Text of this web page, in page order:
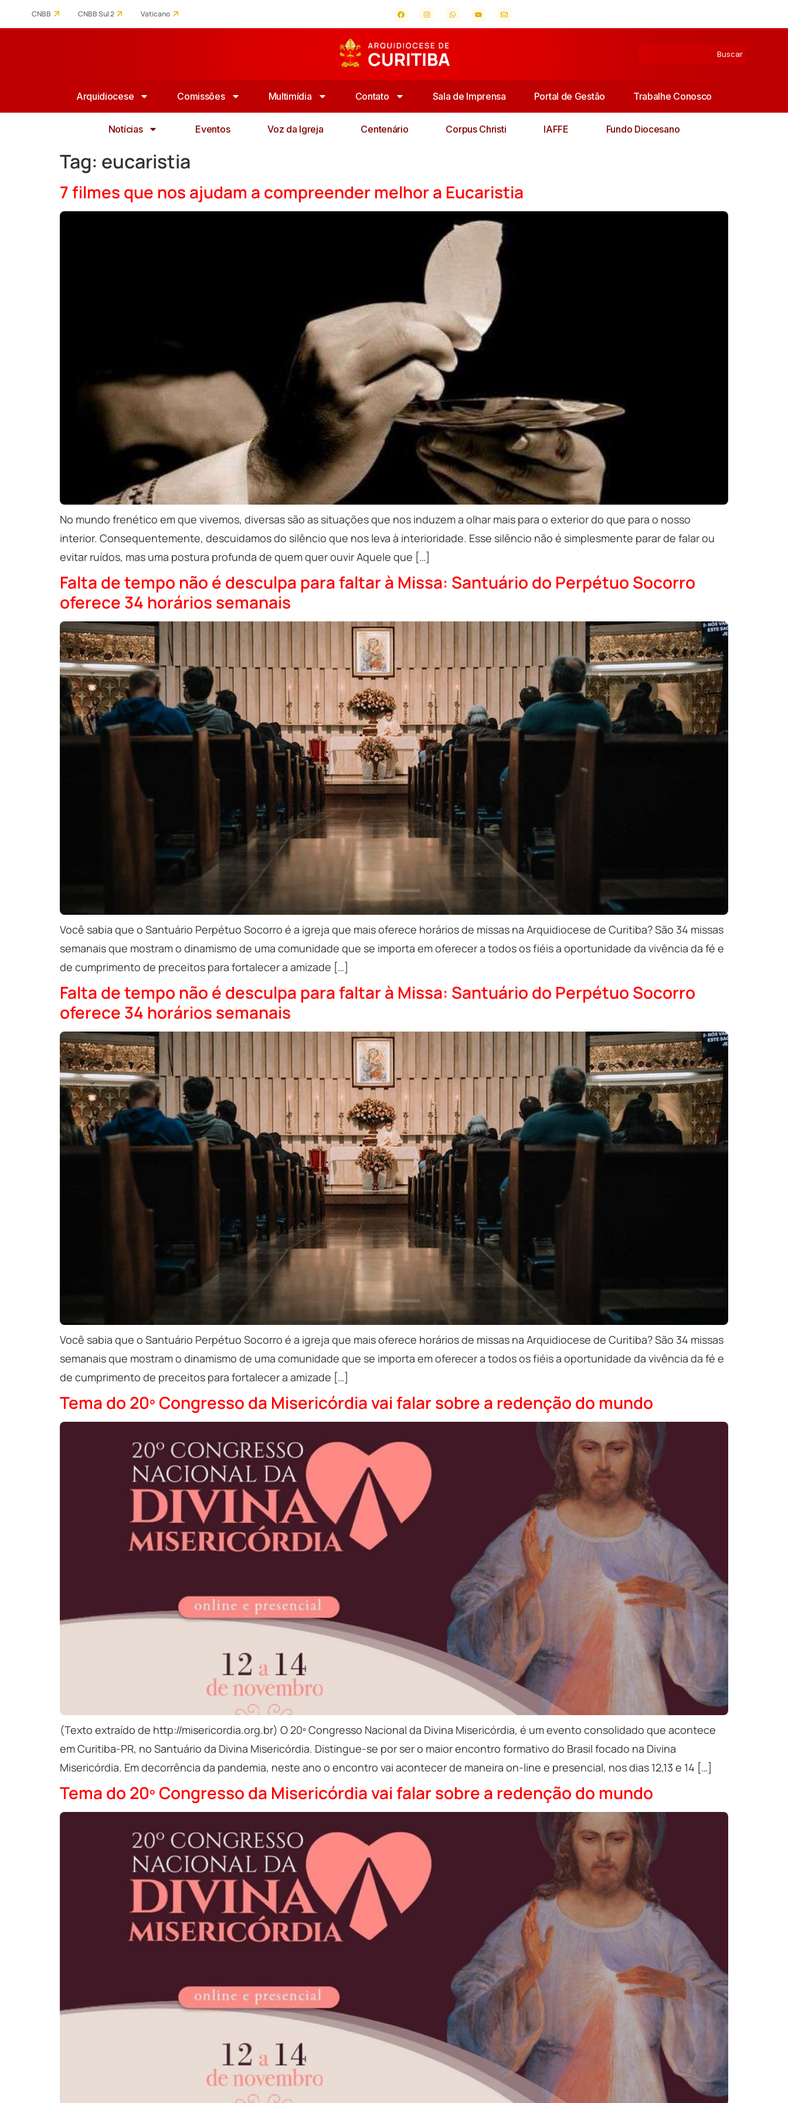
CNBB CNBB Sul 2 Vaticano
Arquidiocese Comissões Multimídia Contato Sala de Imprensa Portal de Gestão Trabalhe Conosco
Notícias Eventos Voz da Igreja Centenário Corpus Christi IAFFE Fundo Diocesano
Tag: eucaristia
7 filmes que nos ajudam a compreender melhor a Eucaristia
No mundo frenético em que vivemos, diversas são as situações que nos induzem a olhar mais para o exterior do que para o nosso
interior. Consequentemente, descuidamos do silêncio que nos leva à interioridade. Esse silêncio não é simplesmente parar de falar ou
evitar ruídos, mas uma postura profunda de quem quer ouvir Aquele que […]
Falta de tempo não é desculpa para faltar à Missa: Santuário do Perpétuo Socorro
oferece 34 horários semanais
Você sabia que o Santuário Perpétuo Socorro é a igreja que mais oferece horários de missas na Arquidiocese de Curitiba? São 34 missas
semanais que mostram o dinamismo de uma comunidade que se importa em oferecer a todos os fiéis a oportunidade da vivência da fé e
de cumprimento de preceitos para fortalecer a amizade […]
Falta de tempo não é desculpa para faltar à Missa: Santuário do Perpétuo Socorro
oferece 34 horários semanais
Você sabia que o Santuário Perpétuo Socorro é a igreja que mais oferece horários de missas na Arquidiocese de Curitiba? São 34 missas
semanais que mostram o dinamismo de uma comunidade que se importa em oferecer a todos os fiéis a oportunidade da vivência da fé e
de cumprimento de preceitos para fortalecer a amizade […]
Tema do 20º Congresso da Misericórdia vai falar sobre a redenção do mundo
(Texto extraído de http://misericordia.org.br) O 20º Congresso Nacional da Divina Misericórdia, é um evento consolidado que acontece
em Curitiba-PR, no Santuário da Divina Misericórdia. Distingue-se por ser o maior encontro formativo do Brasil focado na Divina
Misericórdia. Em decorrência da pandemia, neste ano o encontro vai acontecer de maneira on-line e presencial, nos dias 12,13 e 14 […]
Tema do 20º Congresso da Misericórdia vai falar sobre a redenção do mundo